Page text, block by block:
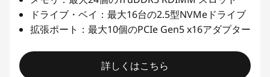
ドライブ・ベイ：最大16台の2.5型NVMe ドライブ
拡張ポート：最大10個のPCIe Gen5 x16アダプター
詳しくはこちら